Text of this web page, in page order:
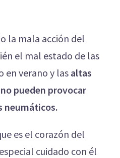
la mala acción del
el mal estado de las
en verano y las altas
pueden provocar
neumáticos.
es el corazón del
cuidado con él